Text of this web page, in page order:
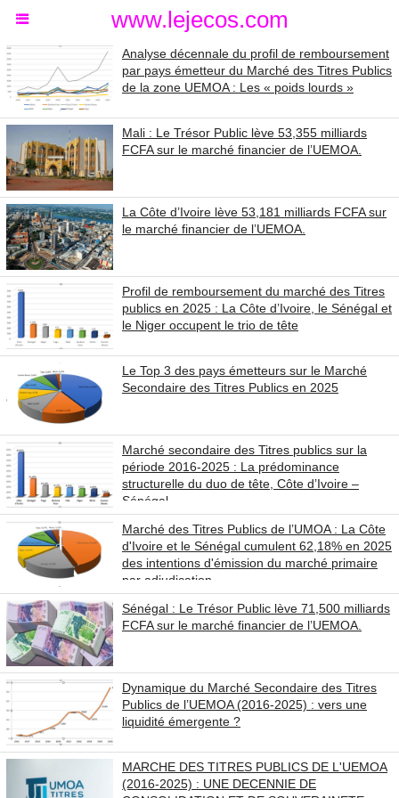
www.lejecos.com
Analyse décennale du profil de remboursement
par pays émetteur du Marché des Titres Publics
de la zone UEMOA : Les « poids lourds »
Mali : Le Trésor Public lève 53,355 milliards
FCFA sur le marché financier de l’UEMOA.
La Côte d’Ivoire lève 53,181 milliards FCFA sur
le marché financier de l’UEMOA.
Profil de remboursement du marché des Titres
publics en 2025 : La Côte d’Ivoire, le Sénégal et
le Niger occupent le trio de tête
Le Top 3 des pays émetteurs sur le Marché
Secondaire des Titres Publics en 2025
Marché secondaire des Titres publics sur la
période 2016-2025 : La prédominance
structurelle du duo de tête, Côte d’Ivoire –
Sénégal
Marché des Titres Publics de l’UMOA : La Côte
d'Ivoire et le Sénégal cumulent 62,18% en 2025
des intentions d'émission du marché primaire
par adjudication
Sénégal : Le Trésor Public lève 71,500 milliards
FCFA sur le marché financier de l’UEMOA.
Dynamique du Marché Secondaire des Titres
Publics de l’UEMOA (2016-2025) : vers une
liquidité émergente ?
MARCHE DES TITRES PUBLICS DE L'UEMOA
(2016-2025) : UNE DECENNIE DE